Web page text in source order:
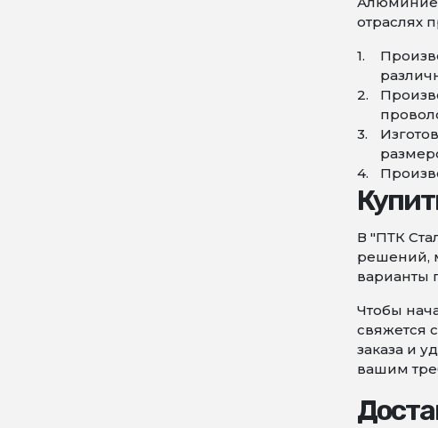
отраслях
В "ПТК
решений,
варианты
Чтобы
свяжется
заказа и
вашим